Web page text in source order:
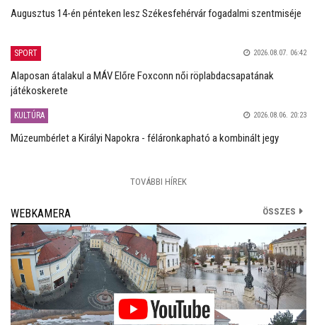
Augusztus 14-én pénteken lesz Székesfehérvár fogadalmi szentmiséje
SPORT 2026.08.07. 06:42
Alaposan átalakul a MÁV Előre Foxconn női röplabdacsapatának
játékoskerete
KULTÚRA 2026.08.06. 20:23
Múzeumbérlet a Királyi Napokra - féláronkapható a kombinált jegy
TOVÁBBI HÍREK
WEBKAMERA ÖSSZES